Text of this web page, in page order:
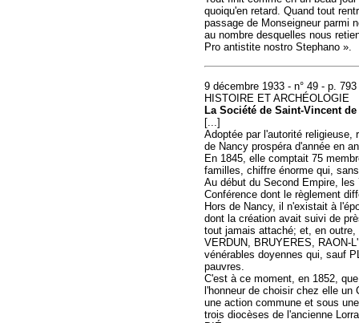
quoiqu'en retard. Quand tout
passage de Monseigneur parmi
au nombre desquelles nous
Pro antistite nostro Stephano ».
9 décembre 1933 - n° 49 - p. 793
HISTOIRE ET ARCHÉOLOGIE
La Société de Saint-Vincent
[...]
Adoptée par l'autorité
de Nancy prospéra d'année en
En 1845, elle comptait 75
familles, chiffre énorme qui,
Au début du Second Empire,
Conférence dont le règlement
Hors de Nancy, il n'existait à
dont la création avait suivi de
tout jamais attaché; et, en
VERDUN, BRUYERES, RAON-
vénérables doyennes qui, sauf
pauvres.
C'est à ce moment, en 1852,
l'honneur de choisir chez elle
une action commune et sous
trois diocèses de l'ancienne